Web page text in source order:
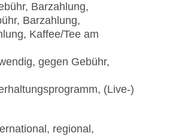
Barzahlung,
Barzahlung,
Kaffee/Tee am
gegen Gebühr,
(Live-)
regional,